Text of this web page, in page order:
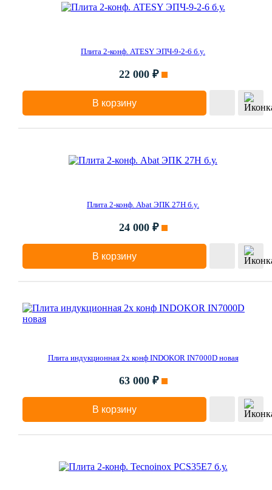
Плита 2-конф. ATESY ЭПЧ-9-2-6 б.у.
22 000 ₽
В корзину
Плита 2-конф. Abat ЭПК 27Н б.у.
24 000 ₽
В корзину
Плита индукционная 2х конф INDOKOR IN7000D новая
63 000 ₽
В корзину